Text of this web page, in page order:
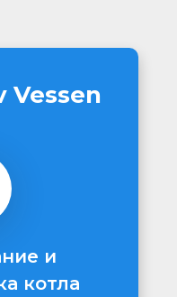
и
котла
Vessen